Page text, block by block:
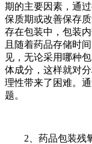
期的主要因素，通
保质期或改善保存
存在包装中，包装
且随着药品存储时
见，无论采用哪种
体成分，这样就对
理性带来了困难。
题。
2、药品包装残氧